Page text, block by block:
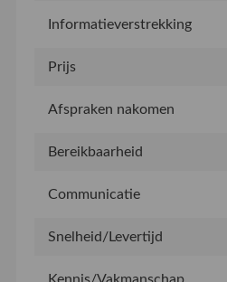
Informatieverstrekking
Prijs
Afspraken nakomen
Bereikbaarheid
Communicatie
Snelheid/Levertijd
Kennis/Vakmanschap